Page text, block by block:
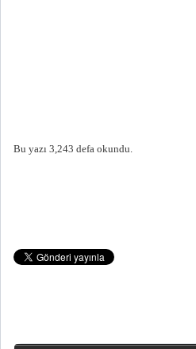
Bu yazı 3,243 defa okundu.